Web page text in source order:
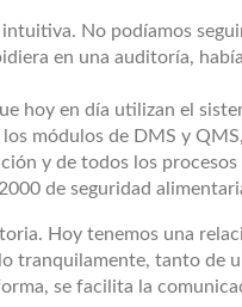
No podíamos
en una auditoría,
hoy en día utilizan el
módulos de DMS y
y de todos los procesos
de seguridad
Hoy tenemos una
tranquilamente, tanto de
se facilita la